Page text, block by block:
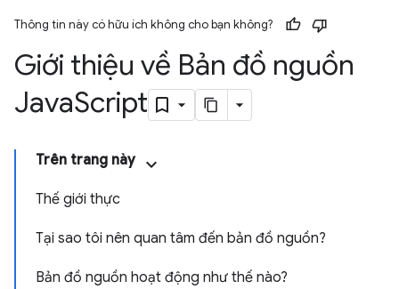
Thông tin này có hữu ích không cho bạn không?
Giới thiệu về Bản đồ nguồn
JavaScript
Trên trang này
Thế giới thực
Tại sao tôi nên quan tâm đến bản đồ nguồn?
Bản đồ nguồn hoạt động như thế nào?